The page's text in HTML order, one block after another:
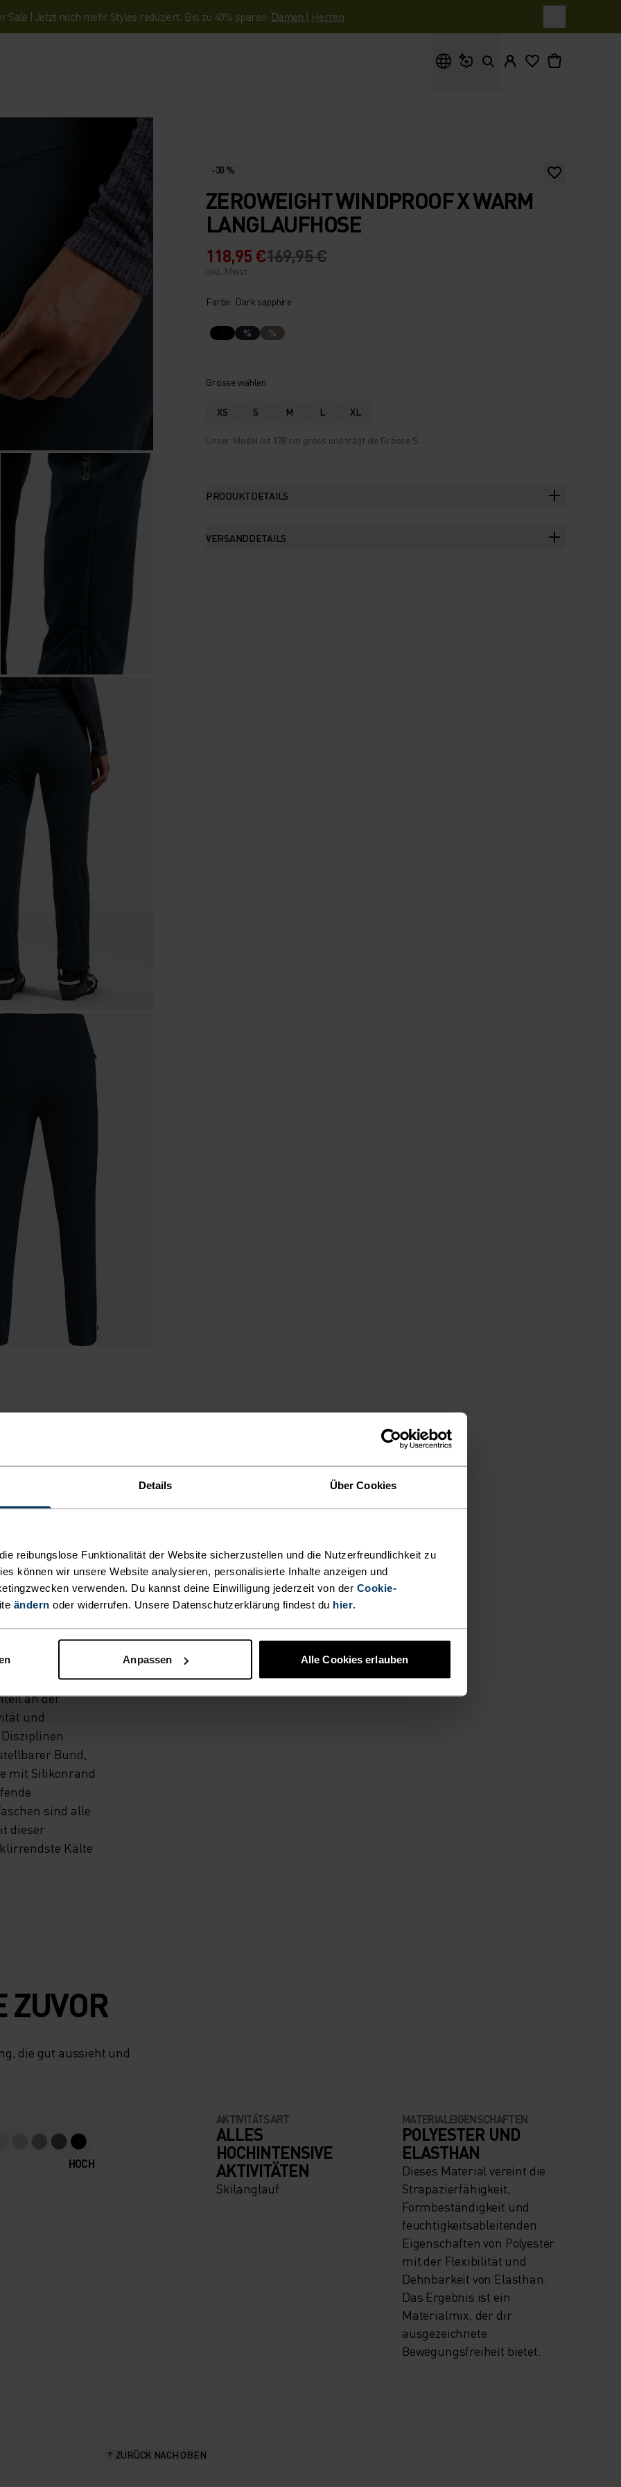
Details Über Cookies
reibungslose Funktionalität der Website sicherzustellen und die Nutzerfreundlichkeit zu
können wir unsere Website analysieren, personalisierte Inhalte anzeigen und
verwenden. Du kannst deine Einwilligung jederzeit von der Cookie-
ändern oder widerrufen. Unsere Datenschutzerklärung findest du hier.
Anpassen Alle Cookies erlauben
Sale | Jetzt noch mehr Styles reduziert. Bis zu 40% sparen. Damen | Herren
-30 %
ZEROWEIGHT WINDPROOF X WARM
LANGLAUFHOSE
118,95 €169,95 €
inkl. Mwst.
Farbe: Dark sapphire
% %
Grösse wählen
XS S M L XL
Unser Model ist 178 cm gross und trägt die Grösse S.
PRODUKTDETAILS
VERSANDDETAILS
aus
auf
an der
und
Bund,
mit Silikonrand
sind alle
dieser
Kälte
ZUVOR
die gut aussieht und
HOCH
AKTIVITÄTSART
ALLES
HOCHINTENSIVE
AKTIVITÄTEN
Skilanglauf
MATERIALEIGENSCHAFTEN
POLYESTER UND
ELASTHAN
Dieses Material vereint die
Strapazierfähigkeit,
Formbeständigkeit und
feuchtigkeitsableitenden
Eigenschaften von Polyester
mit der Flexibilität und
Dehnbarkeit von Elasthan.
Das Ergebnis ist ein
Materialmix, der dir
ausgezeichnete
Bewegungsfreiheit bietet.
ZURÜCK NACH OBEN